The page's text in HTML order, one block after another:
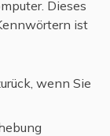
Dieses
ist
wenn Sie